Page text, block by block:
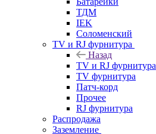
ТДМ
IEK
Соломенский
TV и RJ фурнитура
Назад
TV и RJ фурнитура
TV фурнитура
Патч-корд
Прочее
RJ фурнитура
Распродажа
Заземление